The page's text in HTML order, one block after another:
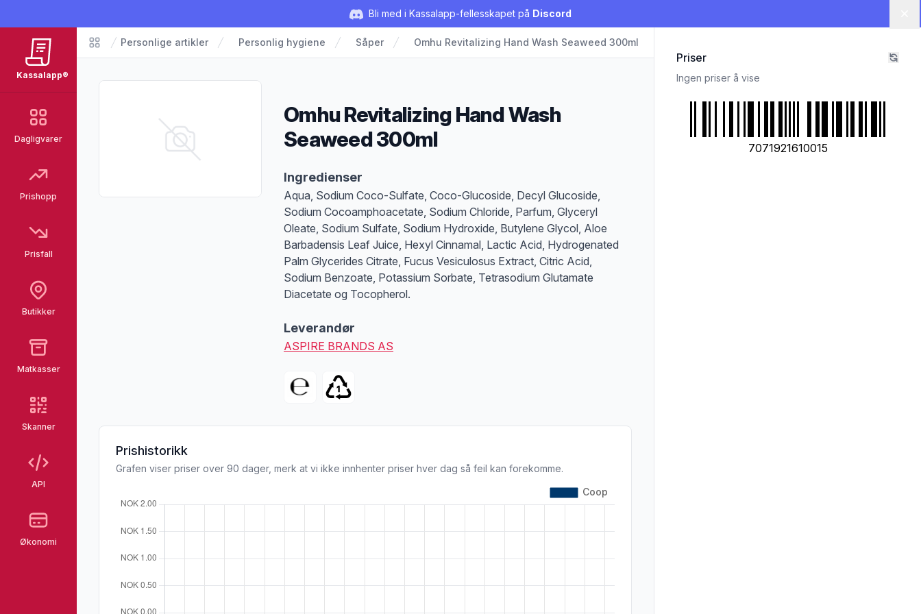
Bli med i Kassalapp-fellesskapet på Discord
Kassalapp®
Dagligvarer
Prishopp
Prisfall
Butikker
Matkasser
Skanner
API
Økonomi
Matvarer
Personlige artikler Personlig hygiene Såper Omhu Revitalizing Hand Wash Seaweed 300ml
Omhu Revitalizing Hand Wash
Seaweed 300ml
Ingredienser
Aqua, Sodium Coco-Sulfate, Coco-Glucoside, Decyl Glucoside,
Sodium Cocoamphoacetate, Sodium Chloride, Parfum, Glyceryl
Oleate, Sodium Sulfate, Sodium Hydroxide, Butylene Glycol, Aloe
Barbadensis Leaf Juice, Hexyl Cinnamal, Lactic Acid, Hydrogenated
Palm Glycerides Citrate, Fucus Vesiculosus Extract, Citric Acid,
Sodium Benzoate, Potassium Sorbate, Tetrasodium Glutamate
Diacetate og Tocopherol.
Leverandør
ASPIRE BRANDS AS
Prishistorikk
Grafen viser priser over 90 dager, merk at vi ikke innhenter priser hver dag så feil kan forekomme.
Priser
Ingen priser å vise
7071921610015